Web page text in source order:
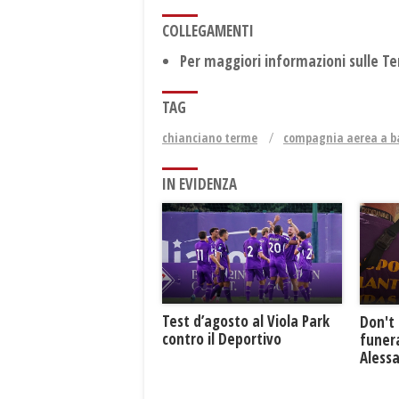
COLLEGAMENTI
Per maggiori informazioni sulle
TAG
chianciano terme compagnia aerea a
IN EVIDENZA
Test d’agosto al Viola Park
contro il Deportivo
Don't